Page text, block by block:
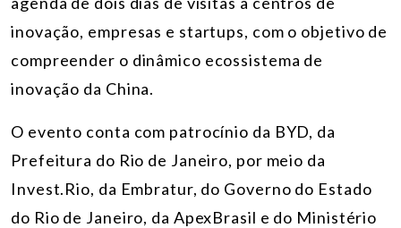
inovação, empresas e startups, com o objetivo de
compreender o dinâmico ecossistema de
inovação da China.
O evento conta com patrocínio da BYD, da
Prefeitura do Rio de Janeiro, por meio da
Invest.Rio, da Embratur, do Governo do Estado
do Rio de Janeiro, da ApexBrasil e do Ministério